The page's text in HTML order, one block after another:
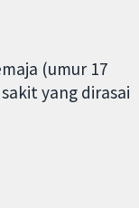
(umur 17
yang dirasai